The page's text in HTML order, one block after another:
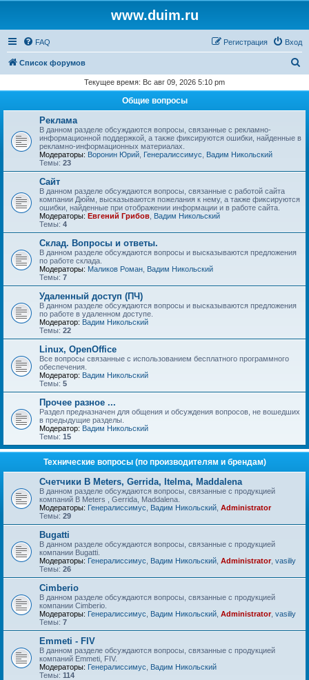
www.duim.ru
FAQ Вход
Регистрация
Список форумов
с
Текущее время: Вс авг 09, 2026 5:10 pm
Общие вопросы
Реклама
В данном разделе обсуждаются вопросы, связанные с рекламно-
информационной поддержкой, а также фиксируются ошибки, найденные в
рекламно-информационных материалах.
Модераторы: Воронин Юрий Генералиссимус
Вадим Никольский
Темы: 23
Сайт
В данном разделе обсуждаются вопросы, связанные с работой сайта
компании Дюйм, высказываются пожелания к нему, а также фиксируются
ошибки, найденные при отображении информации и в работе сайта.
Модераторы: Евгений Грибов Вадим Никольский
Темы: 4
Склад. Вопросы и ответы.
В данном разделе обсуждаются вопросы и высказываются предложения
по работе склада.
Модераторы: Маликов Роман Вадим Никольский
Темы: 7
Удаленный доступ (ПЧ)
В данном разделе обсуждаются вопросы и высказываются предложения
по работе в удаленном доступе.
Модератор: Вадим Никольский
Темы: 22
Linux, OpenOffice
Все вопросы связанные с использованием бесплатного программного
обеспечения.
Модератор: Вадим Никольский
Темы: 5
Прочее разное ...
Раздел предназначен для общения и обсуждения вопросов, не вошедших
в предыдущие разделы.
Модератор: Вадим Никольский
Темы: 15
Технические вопросы (по производителям и брендам)
Счетчики B Meters, Gerrida, Itelma, Maddalena
В данном разделе обсуждаются вопросы, связанные с продукцией
компаний B Meters , Gerrida, Maddalena.
Модераторы: Генералиссимус Вадим Никольский Administrator
Темы: 29
Bugatti
В данном разделе обсуждаются вопросы, связанные с продукцией
компании Bugatti.
Модераторы: Генералиссимус Вадим Никольский Administrator, vasiliy
Темы: 26
Cimberio
В данном разделе обсуждаются вопросы, связанные с продукцией
компании Cimberio.
Модераторы: Генералиссимус Вадим Никольский Administrator, vasiliy
Темы: 7
Emmeti - FIV
В данном разделе обсуждаются вопросы, связанные с продукцией
компаний Emmeti, FIV.
Модераторы: Генералиссимус
Вадим Никольский
Темы: 114